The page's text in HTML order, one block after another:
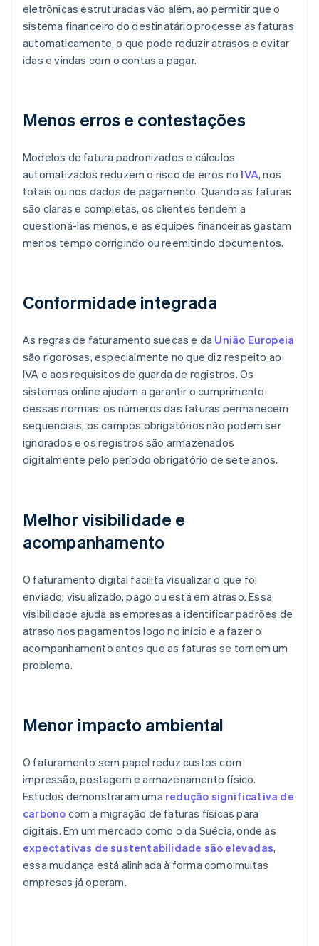
eletrônicas estruturadas vão além, ao permitir que o
sistema financeiro do destinatário processe as faturas
automaticamente, o que pode reduzir atrasos e evitar
idas e vindas com o contas a pagar.
Menos erros e contestações
Modelos de fatura padronizados e cálculos
automatizados reduzem o risco de erros no IVA, nos
totais ou nos dados de pagamento. Quando as faturas
são claras e completas, os clientes tendem a
questioná-las menos, e as equipes financeiras gastam
menos tempo corrigindo ou reemitindo documentos.
Conformidade integrada
As regras de faturamento suecas e da União Europeia
são rigorosas, especialmente no que diz respeito ao
IVA e aos requisitos de guarda de registros. Os
sistemas online ajudam a garantir o cumprimento
dessas normas: os números das faturas permanecem
sequenciais, os campos obrigatórios não podem ser
ignorados e os registros são armazenados
digitalmente pelo período obrigatório de sete anos.
Melhor visibilidade e
acompanhamento
O faturamento digital facilita visualizar o que foi
enviado, visualizado, pago ou está em atraso. Essa
visibilidade ajuda as empresas a identificar padrões de
atraso nos pagamentos logo no início e a fazer o
acompanhamento antes que as faturas se tornem um
problema.
Menor impacto ambiental
O faturamento sem papel reduz custos com
impressão, postagem e armazenamento físico.
Estudos demonstraram uma redução significativa de
carbono com a migração de faturas físicas para
digitais. Em um mercado como o da Suécia, onde as
expectativas de sustentabilidade são elevadas,
essa mudança está alinhada à forma como muitas
empresas já operam.